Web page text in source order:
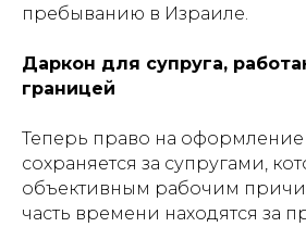
пребыванию в Израиле.
Даркон для супруга,
границей
Теперь право на оформление
сохраняется за супругами,
объективным рабочим
часть времени находятся за